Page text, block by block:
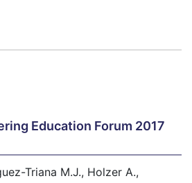
Education Forum 2017
Triana M.J., Holzer A.,